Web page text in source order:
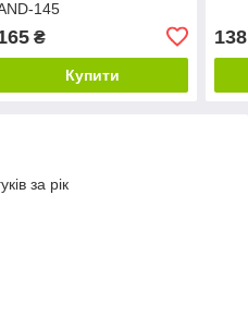
145
₴
Купити
138
за рік